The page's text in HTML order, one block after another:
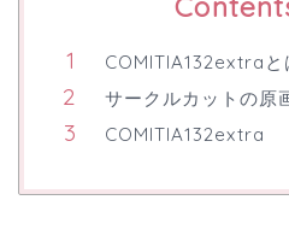
COMITIA132extraと
サークルカットの原
COMITIA132extra